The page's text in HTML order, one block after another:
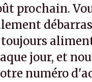
prochain.
jour, et
numéro